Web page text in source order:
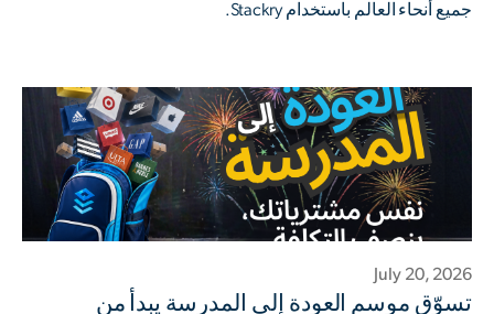
جميع أنحاء العالم باستخدام Stackry.
July 20, 2026
تسوّق موسم العودة إلى المدرسة يبدأ من